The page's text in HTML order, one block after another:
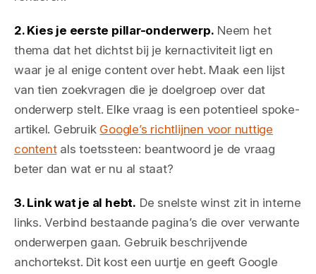
2. Kies je eerste pillar-onderwerp. Neem het
thema dat het dichtst bij je kernactiviteit ligt en
waar je al enige content over hebt. Maak een lijst
van tien zoekvragen die je doelgroep over dat
onderwerp stelt. Elke vraag is een potentieel spoke-
artikel. Gebruik Google’s richtlijnen voor nuttige
contentals toetssteen: beantwoord je de vraag
beter dan wat er nu al staat?
3. Link wat je al hebt. De snelste winst zit in interne
links. Verbind bestaande pagina’s die over verwante
onderwerpen gaan. Gebruik beschrijvende
anchortekst. Dit kost een uurtje en geeft Google